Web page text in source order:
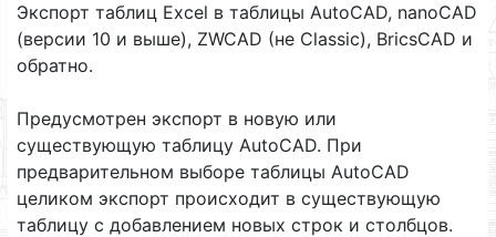
Экспорт таблиц Excel в таблицы AutoCAD, nanoCAD
(версии 10 и выше), ZWCAD (не Classic), BricsCAD и
обратно.
Предусмотрен экспорт в новую или
существующую таблицу AutoCAD. При
предварительном выборе таблицы AutoCAD
целиком экспорт происходит в существующую
таблицу с добавлением новых строк и столбцов.